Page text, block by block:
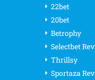
22bet
20bet
Betrophy
Selectbet
Thrillsy
Sportaza